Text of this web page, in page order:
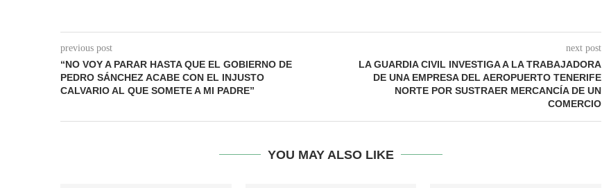
previous post
“NO VOY A PARAR HASTA QUE EL GOBIERNO DE
PEDRO SÁNCHEZ ACABE CON EL INJUSTO
CALVARIO AL QUE SOMETE A MI PADRE”
next post
LA GUARDIA CIVIL INVESTIGA A LA TRABAJADORA
DE UNA EMPRESA DEL AEROPUERTO TENERIFE
NORTE POR SUSTRAER MERCANCÍA DE UN
COMERCIO
YOU MAY ALSO LIKE